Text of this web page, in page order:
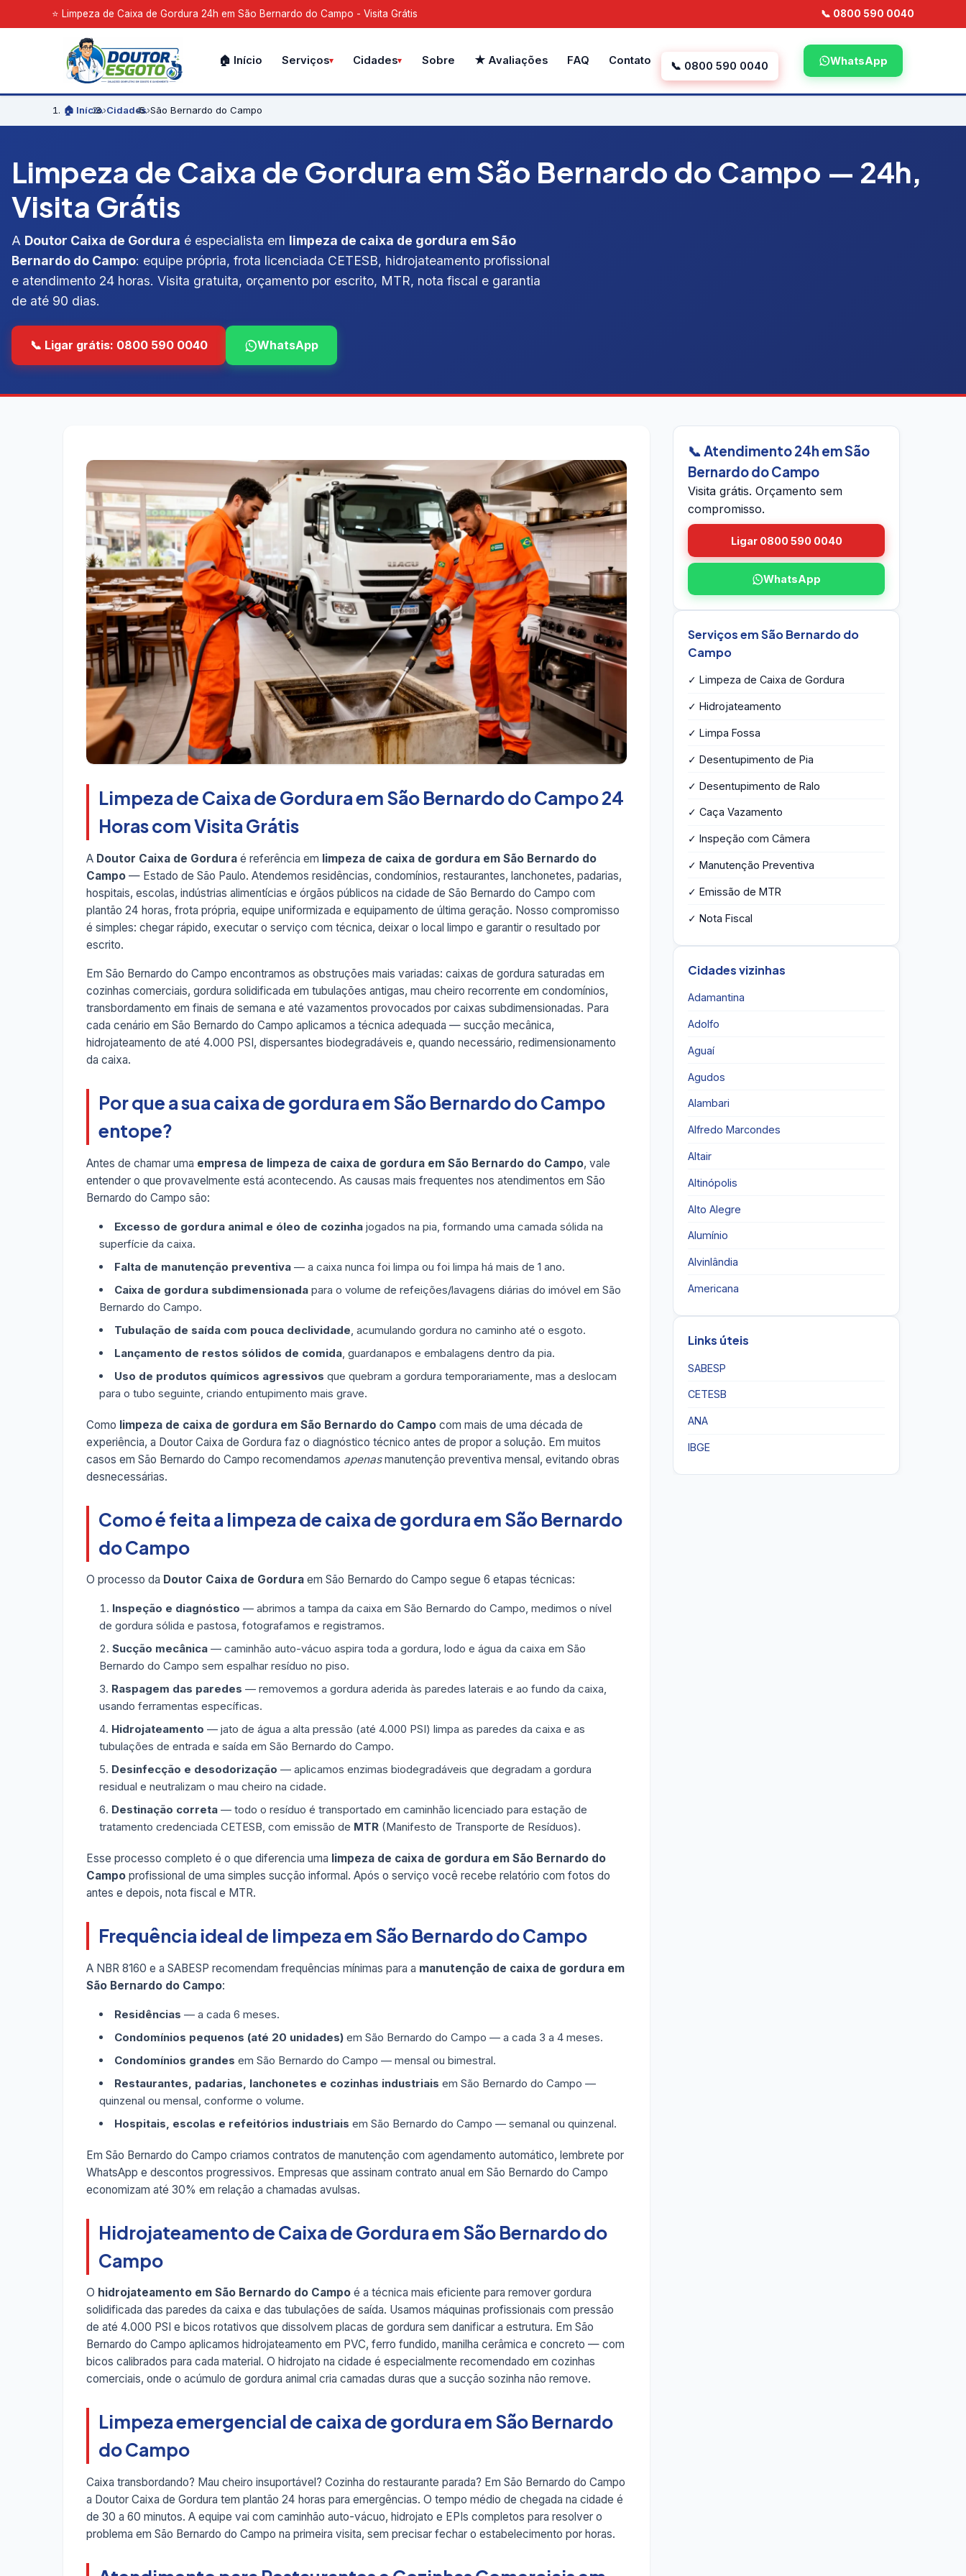
⭐ Limpeza de Caixa de Gordura 24h em São Bernardo do Campo - Visita Grátis 📞 0800 590 0040
🏠 Início Serviços Cidades Sobre ★ Avaliações FAQ Contato 📞 0800 590 0040 WhatsApp
🏠 Início›Cidades›São Bernardo do Campo
Limpeza de Caixa de Gordura em São Bernardo do Campo — 24h,
Visita Grátis
A Doutor Caixa de Gordura é especialista em limpeza de caixa de gordura em São
Bernardo do Campo: equipe própria, frota licenciada CETESB, hidrojateamento profissional
e atendimento 24 horas. Visita gratuita, orçamento por escrito, MTR, nota fiscal e garantia
de até 90 dias.
📞 Ligar grátis: 0800 590 0040 WhatsApp
Limpeza de Caixa de Gordura em São Bernardo do Campo 24
Horas com Visita Grátis
A Doutor Caixa de Gordura é referência em limpeza de caixa de gordura em São Bernardo do
Campo — Estado de São Paulo. Atendemos residências, condomínios, restaurantes, lanchonetes, padarias,
hospitais, escolas, indústrias alimentícias e órgãos públicos na cidade de São Bernardo do Campo com
plantão 24 horas, frota própria, equipe uniformizada e equipamento de última geração. Nosso compromisso
é simples: chegar rápido, executar o serviço com técnica, deixar o local limpo e garantir o resultado por
escrito.
Em São Bernardo do Campo encontramos as obstruções mais variadas: caixas de gordura saturadas em
cozinhas comerciais, gordura solidificada em tubulações antigas, mau cheiro recorrente em condomínios,
transbordamento em finais de semana e até vazamentos provocados por caixas subdimensionadas. Para
cada cenário em São Bernardo do Campo aplicamos a técnica adequada — sucção mecânica,
hidrojateamento de até 4.000 PSI, dispersantes biodegradáveis e, quando necessário, redimensionamento
da caixa.
Por que a sua caixa de gordura em São Bernardo do Campo
entope?
Antes de chamar uma empresa de limpeza de caixa de gordura em São Bernardo do Campo, vale
entender o que provavelmente está acontecendo. As causas mais frequentes nos atendimentos em São
Bernardo do Campo são:
Excesso de gordura animal e óleo de cozinhajogados na pia, formando uma camada sólida na
superfície da caixa.
Falta de manutenção preventiva— a caixa nunca foi limpa ou foi limpa há mais de 1 ano.
Caixa de gordura subdimensionadapara o volume de refeições/lavagens diárias do imóvel em São
Bernardo do Campo.
Tubulação de saída com pouca declividade , acumulando gordura no caminho até o esgoto.
Lançamento de restos sólidos de comida, guardanapos e embalagens dentro da pia.
Uso de produtos químicos agressivos que quebram a gordura temporariamente, mas a deslocam
para o tubo seguinte, criando entupimento mais grave.
Como limpeza de caixa de gordura em São Bernardo do Campo com mais de uma década de
experiência, a Doutor Caixa de Gordura faz o diagnóstico técnico antes de propor a solução. Em muitos
casos em São Bernardo do Campo recomendamos apenasmanutenção preventiva mensal, evitando obras
desnecessárias.
Como é feita a limpeza de caixa de gordura em São Bernardo
do Campo
O processo da Doutor Caixa de Gordura em São Bernardo do Campo segue 6 etapas técnicas:
Inspeção e diagnóstico — abrimos a tampa da caixa em São Bernardo do Campo, medimos o nível
de gordura sólida e pastosa, fotografamos e registramos.
Sucção mecânica— caminhão auto-vácuo aspira toda a gordura, lodo e água da caixa em São
Bernardo do Campo sem espalhar resíduo no piso.
Raspagem das paredes — removemos a gordura aderida às paredes laterais e ao fundo da caixa,
usando ferramentas específicas.
Hidrojateamento — jato de água a alta pressão (até 4.000 PSI) limpa as paredes da caixa e as
tubulações de entrada e saída em São Bernardo do Campo.
Desinfecção e desodorização — aplicamos enzimas biodegradáveis que degradam a gordura
residual e neutralizam o mau cheiro na cidade.
Destinação correta— todo o resíduo é transportado em caminhão licenciado para estação de
tratamento credenciada CETESB, com emissão de MTR(Manifesto de Transporte de Resíduos).
Esse processo completo é o que diferencia uma limpeza de caixa de gordura em São Bernardo do
Campo profissional de uma simples sucção informal. Após o serviço você recebe relatório com fotos do
antes e depois, nota fiscal e MTR.
Frequência ideal de limpeza em São Bernardo do Campo
A NBR 8160 e a SABESP recomendam frequências mínimas para a manutenção de caixa de gordura em
São Bernardo do Campo:
Residências — a cada 6 meses.
Condomínios pequenos (até 20 unidades)em São Bernardo do Campo — a cada 3 a 4 meses.
Condomínios grandes em São Bernardo do Campo — mensal ou bimestral.
Restaurantes, padarias, lanchonetes e cozinhas industriais em São Bernardo do Campo —
quinzenal ou mensal, conforme o volume.
Hospitais, escolas e refeitórios industriais em São Bernardo do Campo — semanal ou quinzenal.
Em São Bernardo do Campo criamos contratos de manutenção com agendamento automático, lembrete por
WhatsApp e descontos progressivos. Empresas que assinam contrato anual em São Bernardo do Campo
economizam até 30% em relação a chamadas avulsas.
Hidrojateamento de Caixa de Gordura em São Bernardo do
Campo
O hidrojateamento em São Bernardo do Campo é a técnica mais eficiente para remover gordura
solidificada das paredes da caixa e das tubulações de saída. Usamos máquinas profissionais com pressão
de até 4.000 PSI e bicos rotativos que dissolvem placas de gordura sem danificar a estrutura. Em São
Bernardo do Campo aplicamos hidrojateamento em PVC, ferro fundido, manilha cerâmica e concreto — com
bicos calibrados para cada material. O hidrojato na cidade é especialmente recomendado em cozinhas
comerciais, onde o acúmulo de gordura animal cria camadas duras que a sucção sozinha não remove.
Limpeza emergencial de caixa de gordura em São Bernardo
do Campo
Caixa transbordando? Mau cheiro insuportável? Cozinha do restaurante parada? Em São Bernardo do Campo
a Doutor Caixa de Gordura tem plantão 24 horas para emergências. O tempo médio de chegada na cidade é
de 30 a 60 minutos. A equipe vai com caminhão auto-vácuo, hidrojato e EPIs completos para resolver o
problema em São Bernardo do Campo na primeira visita, sem precisar fechar o estabelecimento por horas.
📞 Atendimento 24h em São
Bernardo do Campo
Visita grátis. Orçamento sem
compromisso.
Ligar 0800 590 0040
WhatsApp
Serviços em São Bernardo do
Campo
✓ Limpeza de Caixa de Gordura
✓ Hidrojateamento
✓ Limpa Fossa
✓ Desentupimento de Pia
✓ Desentupimento de Ralo
✓ Caça Vazamento
✓ Inspeção com Câmera
✓ Manutenção Preventiva
✓ Emissão de MTR
✓ Nota Fiscal
Cidades vizinhas
Adamantina
Adolfo
Aguaí
Agudos
Alambari
Alfredo Marcondes
Altair
Altinópolis
Alto Alegre
Alumínio
Alvinlândia
Americana
Links úteis
SABESP
CETESB
ANA
IBGE